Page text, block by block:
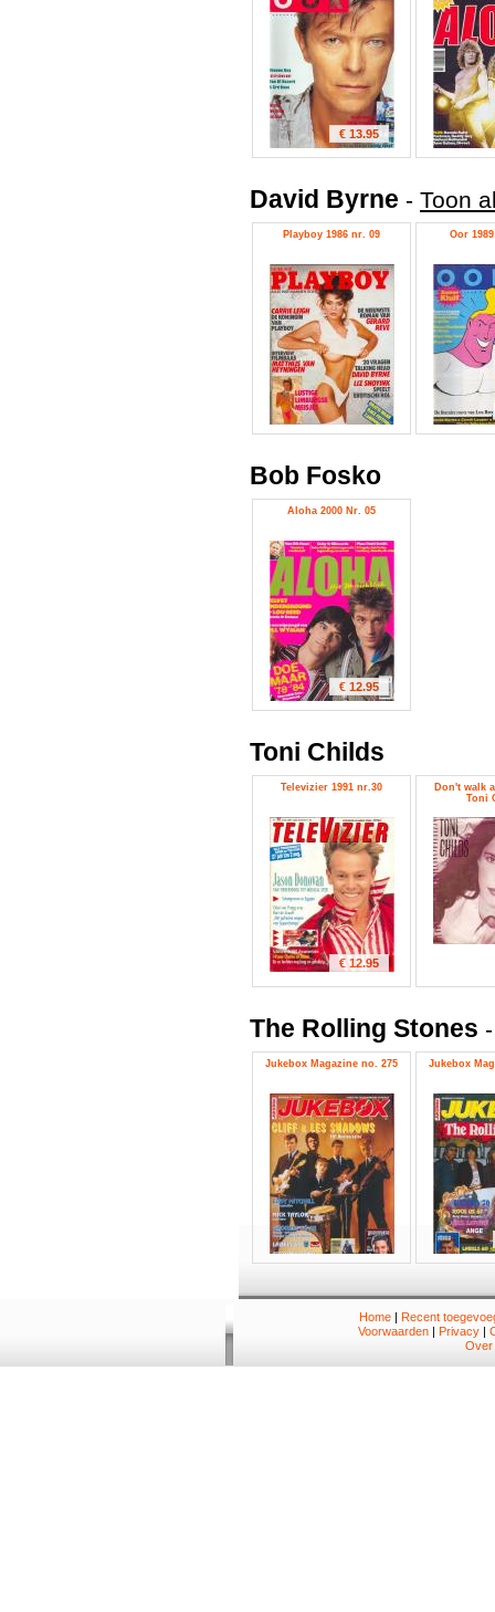
€ 13.95
David Byrne - Toon
Playboy 1986 nr. 09 Oor
Bob Fosko
Aloha 2000 Nr. 05
€ 12.95
Toni Childs
Televizier 1991 nr.30
€ 12.95
Don't walk
Toni
The Rolling Stones
Jukebox Magazine no. 275 Jukebox
Home| Recent
Voorwaarden | Privacy |
Over